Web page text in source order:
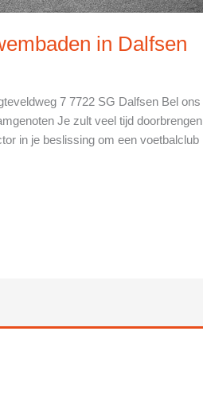
in Dalfsen
7 7722 SG Dalfsen Bel ons
Je zult veel tijd doorbrengen
in je beslissing om een voetbalclub